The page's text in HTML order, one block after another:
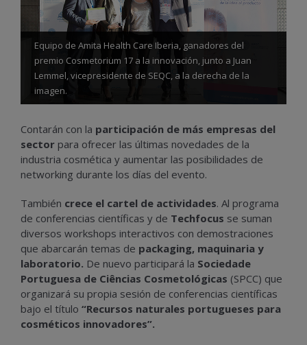
Equipo de Amita Health Care Iberia, ganadores del
premio Cosmetorium 17 a la innovación, junto a Juan
Lemmel, vicepresidente de SEQC, a la derecha de la
imagen.
Contarán con la participación de más empresas del
sector para ofrecer las últimas novedades de la
industria cosmética y aumentar las posibilidades de
networking durante los días del evento.
También crece el cartel de actividades. Al programa
de conferencias científicas y de Techfocus se suman
diversos workshops interactivos con demostraciones
que abarcarán temas de packaging, maquinaria y
laboratorio. De nuevo participará la Sociedade
Portuguesa de Ciências Cosmetológicas (SPCC) que
organizará su propia sesión de conferencias científicas
bajo el título “Recursos naturales portugueses para
cosméticos innovadores”.